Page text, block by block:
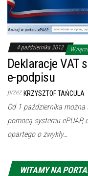
4 października 2012
Deklaracje VAT
e-podpisu
przez KRZYSZTOF TAŃCULA
Od 1 października można
pomocą systemu
opartego o zwykły…
WITAMY NA